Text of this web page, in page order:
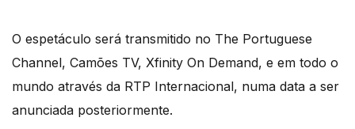
O espetáculo será transmitido no The Portuguese
Channel, Camões TV, Xfinity On Demand, e em todo o
mundo através da RTP Internacional, numa data a ser
anunciada posteriormente.